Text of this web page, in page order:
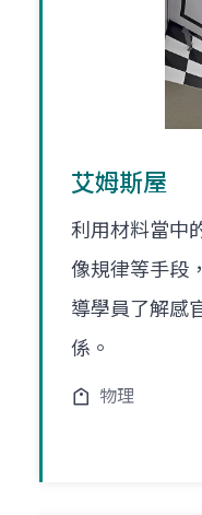
艾姆斯屋
利用材料當中
像規律等手段
導學員了解感
係。
物理